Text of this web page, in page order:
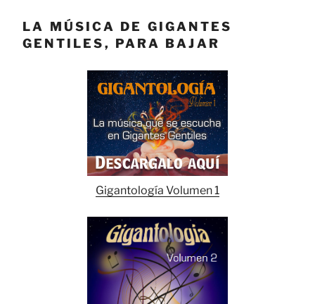
LA MÚSICA DE GIGANTES
GENTILES, PARA BAJAR
Gigantología Volumen 1